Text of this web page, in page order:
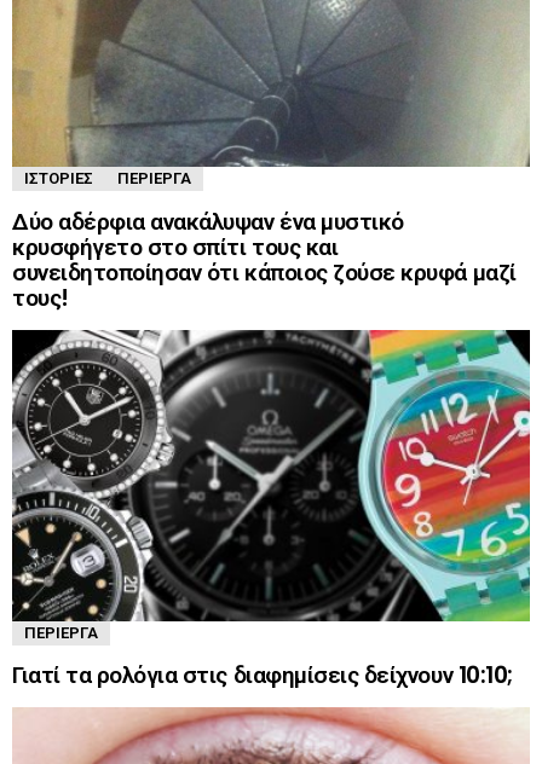
ΙΣΤΟΡΊΕΣ ΠΕΡΊΕΡΓΑ
Δύο αδέρφια ανακάλυψαν ένα μυστικό
κρυσφήγετο στο σπίτι τους και
συνειδητοποίησαν ότι κάποιος ζούσε κρυφά μαζί
τους!
ΠΕΡΊΕΡΓΑ
Γιατί τα ρολόγια στις διαφημίσεις δείχνουν 10:10;